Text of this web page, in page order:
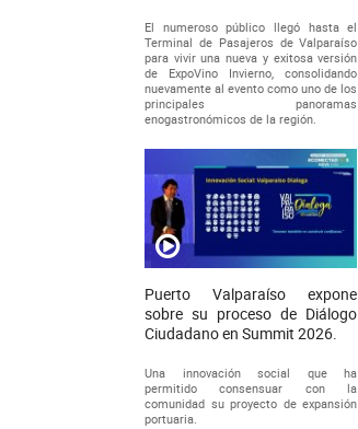
El numeroso público llegó hasta el
Terminal de Pasajeros de Valparaíso
para vivir una nueva y exitosa versión
de ExpoVino Invierno, consolidando
nuevamente al evento como uno de los
principales panoramas
enogastronómicos de la región.
Puerto Valparaíso expone
sobre su proceso de Diálogo
Ciudadano en Summit 2026.
Una innovación social que ha
permitido consensuar con la
comunidad su proyecto de expansión
portuaria.